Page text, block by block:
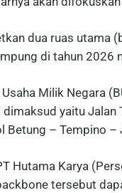
dua ruas utama
di tahun 2026
Milik Negara
yaitu
Betung – Tempino –
Hutama Karya
tersebut